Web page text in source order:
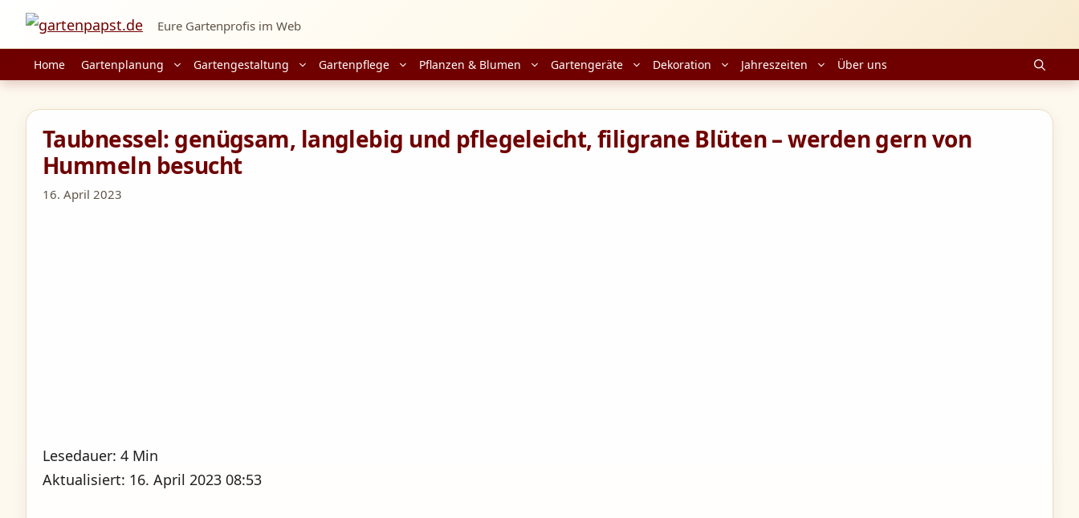
Zum
springen
Eure Gartenprofis im Web
Home Gartenplanung Gartengestaltung Gartenpflege Pflanzen & Blumen Gartengeräte Dekoration Jahreszeiten Über uns
Taubnessel: genügsam, langlebig und pflegeleicht, filigrane Blüten – werden gern von
Hummeln besucht
16. April 2023
Lesedauer: 4 Min
Aktualisiert: 16. April 2023 08:53